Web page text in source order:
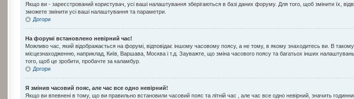
Якщо ви - зареєстрований користувач, усі ваші налаштування зберігаються в базі даних форуму. Для того, щоб змінити їх,
зможете змінити усі ваші налаштування та параметри.
Догори
На форумі встановлено невірний час!
Можливо час, який відображається на форумі, відповідає іншому часовому поясу, а не тому, в якому знаходитесь ви. В
місцезнаходженню, наприклад, Київ, Варшава, Москва і т.д. Зауважте, що зміна часового поясу та багатьох інших
того, щоб це зробити, пробачте за каламбур.
Догори
Я змінив часовий пояс, але час все одно невірний!
Якщо ви впевнені в тому, що ви правильно встановили часовий пояс та літній час , але час все одно невірний, значить